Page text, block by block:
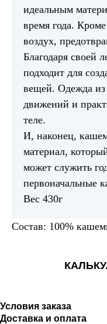
идеальным
время года.
воздух,
Благодаря своей
подходит для
вещей. Одежда из
движений и
теле.
И, наконец,
материал,
может служить
первоначальные
Вес 430г
Состав: 100%
Условия заказа
Доставка и оплата